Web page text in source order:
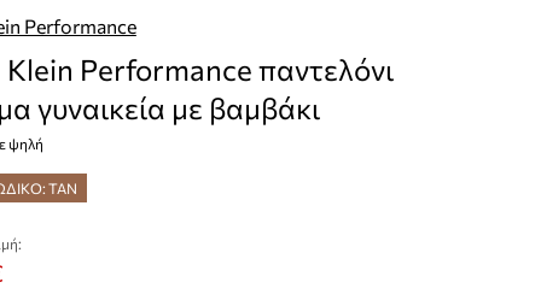
Performance
Klein Performance παντελόνι
γυναικεία με βαμβάκι
ψηλή
TAN